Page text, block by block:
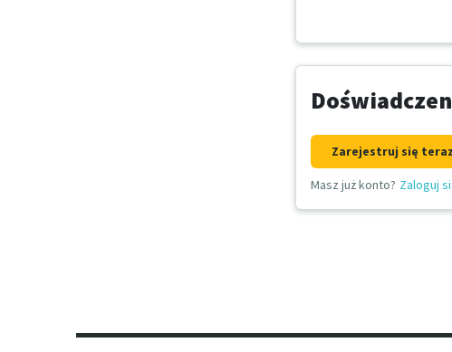
Zarejestruj się teraz
Masz już konto? Zaloguj